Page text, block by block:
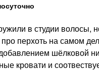
в студии волосы,
перхоть на самом
шёлковой
кровати и